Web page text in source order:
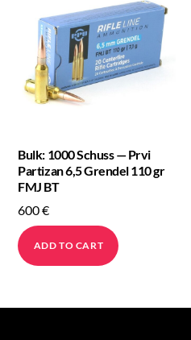
Bulk: 1000 Schuss — Prvi
Partizan 6,5 Grendel 110 gr
FMJ BT
600€
ADD TO CART